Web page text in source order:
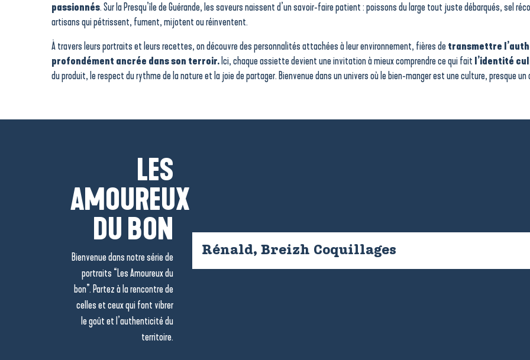
passionnés. Sur la Presqu’île de Guérande, les saveurs naissent d’un savoir-faire patient : poissons du large tout juste débarqués, sel
artisans qui pétrissent, fument, mijotent ou réinventent.
À travers leurs portraits et leurs recettes, on découvre des personnalités attachées à leur environnement, fières detransmettre
profondément ancrée dans son terroir. Ici, chaque assiette devient une invitation à mieux comprendre ce qui fait l’identité
du produit, le respect du rythme de la nature et la joie de partager. Bienvenue dans un univers où le bien-manger est une culture, presque un
LES
AMOUREUX
DU BON
Bienvenue dans notre série de
portraits “Les Amoureux du
bon”. Partez à la rencontre de
celles et ceux qui font vibrer
le goût et l’authenticité du
territoire.
Rénald, Breizh Coquillages